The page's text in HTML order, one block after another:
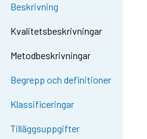
Beskrivning
Kvalitetsbeskrivningar
Metodbeskrivningar
Begrepp och definitioner
Klassificeringar
Tilläggsuppgifter